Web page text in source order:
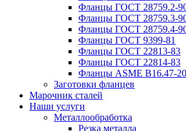
Фланцы ГОСТ 28759.2-
Фланцы ГОСТ 28759.3-
Фланцы ГОСТ 28759.4-
Фланцы ГОСТ 9399-81
Фланцы ГОСТ 22813-83
Фланцы ГОСТ 22814-83
Фланцы ASME B16.47-
Заготовки фланцев
Марочник сталей
Наши услуги
Металлообработка
Резка металла